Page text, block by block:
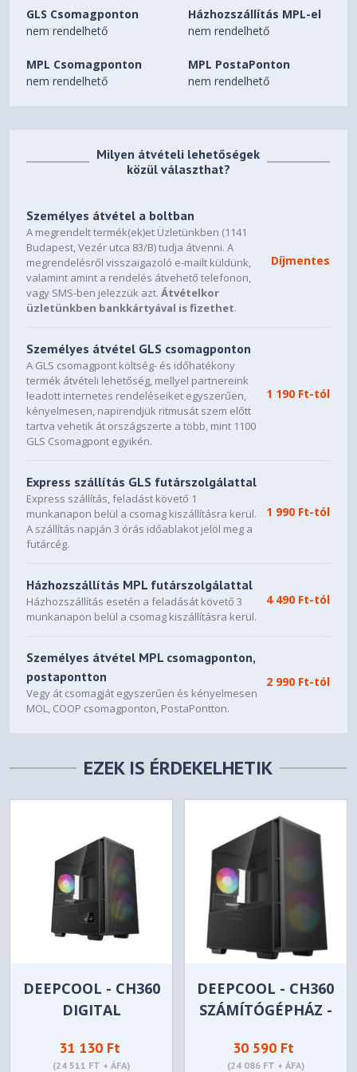
1 x Power Button
1 x 2.5”/3.5” combo
(up to 2 x 2.5” or 1 x 2.5”+ 1 x 3.5”)
*Support horizontal installation only.
200 mm / 7.87 inches
Top: 3 x 120 mm / 2 x 140 mm
Front: NA
Rear: 1 x 120 mm / 1 x 140 mm
Side: 3 x 120 mm
Bottom: 1 x 120 mm
PSU Shroud: 2 x 120 mm
Side: 3 x 120 mm
Rear: 1 x 120 mm
Side: 3 x ARGB Fan (Reverse-blade)
Rear: 1 x ARGB Fan
Top: 120 / 240 / 360 mm
Front: NA
Rear: 120 / 140 mm
Side: NA
Bottom: NA
488 x 235 x 453 mm / 19.21 x 9.25 x 17.84 inches
8.66 kg
11.29 kg
GLS Csomagponton
nem rendelhető
Házhozszállítás MPL-el
nem rendelhető
MPL Csomagponton
nem rendelhető
MPL PostaPonton
nem rendelhető
Milyen átvételi lehetőségek
közül választhat?
Személyes átvétel a boltban
A megrendelt termék(ek)et Üzletünkben (1141
Budapest, Vezér utca 83/B) tudja átvenni. A
megrendelésről visszaigazoló e-mailt küldünk,
valamint amint a rendelés átvehető telefonon,
vagy SMS-ben jelezzük azt.Átvételkor
üzletünkben bankkártyával is fizethet.
Díjmentes
Személyes átvétel GLS csomagponton
A GLS csomagpont költség- és időhatékony
termék átvételi lehetőség, mellyel partnereink
leadott internetes rendeléseiket egyszerűen,
kényelmesen, napirendjük ritmusát szem előtt
tartva vehetik át országszerte a több, mint 1100
GLS Csomagpont egyikén.
1 190 Ft-tól
Express szállítás GLS futárszolgálattal
Express szállítás, feladást követő 1
munkanapon belül a csomag kiszállításra kerül.
A szállítás napján 3 órás időablakot jelöl meg a
futárcég.
1 990 Ft-tól
Házhozszállítás MPL futárszolgálattal
Házhozszállítás esetén a feladását követő 3
munkanapon belül a csomag kiszállításra kerül.
4 490 Ft-tól
Személyes átvétel MPL csomagponton,
postapontton
Vegy át csomagját egyszerűen és kényelmesen
MOL, COOP csomagponton, PostaPontton.
2 990 Ft-tól
EZEK IS ÉRDEKELHETIK
DEEPCOOL - CH360
DIGITAL
FEKETE
31 130 Ft
(24 511 FT + ÁFA)
DEEPCOOL - CH360
SZÁMÍTÓGÉPHÁZ -
30 590 Ft
(24 086 FT + ÁFA)